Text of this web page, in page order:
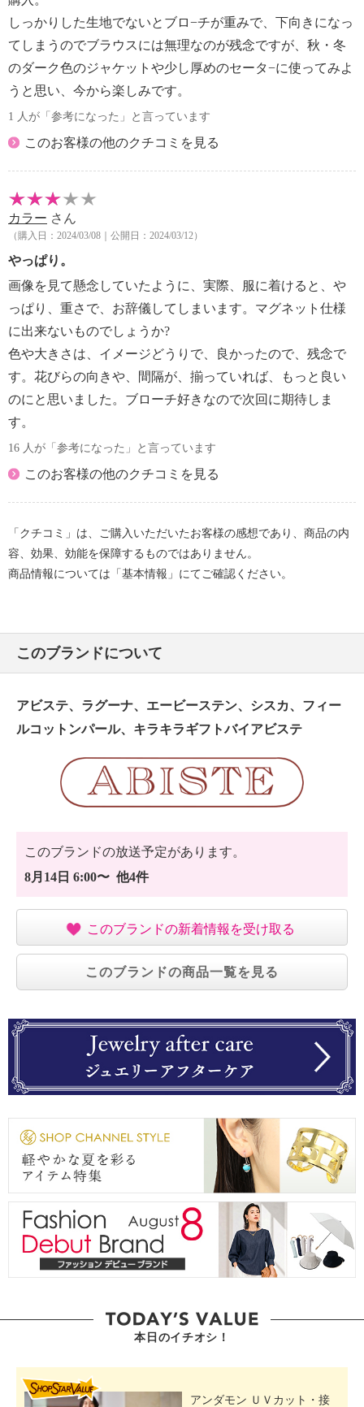
しっかりした生地でないとブロ−チが重みで、下向きになっ
てしまうのでブラウスには無理なのが残念ですが、秋・冬
のダーク色のジャケットや少し厚めのセータ−に使ってみよ
うと思い、今から楽しみです。
1 人が「参考になった」と言っています
このお客様の他のクチコミを見る
カラー さん
（購入日：2024/03/08｜公開日：2024/03/12）
やっぱり。
画像を見て懸念していたように、実際、服に着けると、や
っぱり、重さで、お辞儀してしまいます。マグネット仕様
に出来ないものでしょうか?
色や大きさは、イメージどうりで、良かったので、残念で
す。花びらの向きや、間隔が、揃っていれば、もっと良い
のにと思いました。ブローチ好きなので次回に期待しま
す。
16 人が「参考になった」と言っています
このお客様の他のクチコミを見る
「クチコミ」は、ご購入いただいたお客様の感想であり、商品の内
容、効果、効能を保障するものではありません。
商品情報については「基本情報」にてご確認ください。
このブランドについて
アビステ、ラグーナ、エービーステン、シスカ、フィー
ルコットンパール、キラキラギフトバイアビステ
このブランドの放送予定があります。
8月14日 6:00〜 他4件
このブランドの新着情報を受け取る
このブランドの商品一覧を見る
本日のイチオシ！
アンダモン ＵＶカット・接